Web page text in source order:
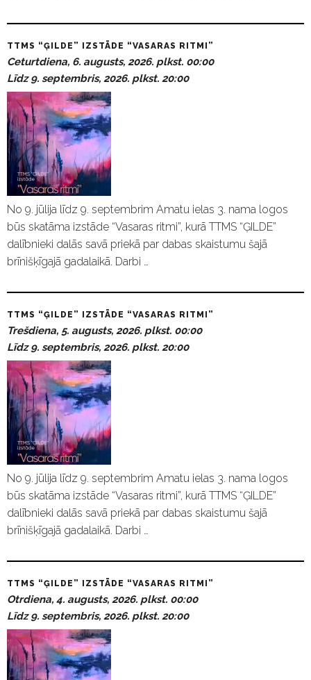
TTMS “ĢILDE” IZSTĀDE “VASARAS RITMI”
Ceturtdiena, 6. augusts, 2026. plkst. 00:00
Līdz 9. septembris, 2026. plkst. 20:00
No 9. jūlija līdz 9. septembrim Amatu ielas 3. nama logos
būs skatāma izstāde “Vasaras ritmi”, kurā TTMS “ĢILDE”
dalībnieki dalās savā priekā par dabas skaistumu šajā
brīnišķīgajā gadalaikā. Darbi …
TTMS “ĢILDE” IZSTĀDE “VASARAS RITMI”
Trešdiena, 5. augusts, 2026. plkst. 00:00
Līdz 9. septembris, 2026. plkst. 20:00
No 9. jūlija līdz 9. septembrim Amatu ielas 3. nama logos
būs skatāma izstāde “Vasaras ritmi”, kurā TTMS “ĢILDE”
dalībnieki dalās savā priekā par dabas skaistumu šajā
brīnišķīgajā gadalaikā. Darbi …
TTMS “ĢILDE” IZSTĀDE “VASARAS RITMI”
Otrdiena, 4. augusts, 2026. plkst. 00:00
Līdz 9. septembris, 2026. plkst. 20:00